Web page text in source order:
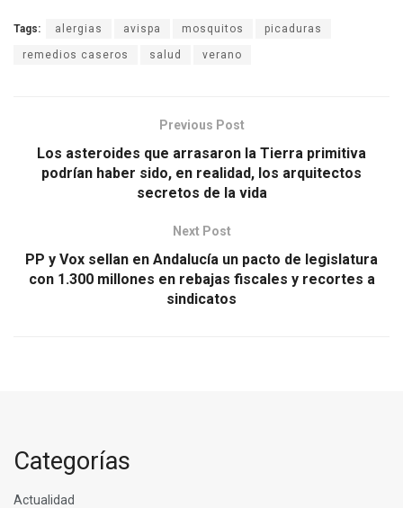
Tags: alergias avispa mosquitos picaduras
remedios caseros salud verano
Previous Post
Los asteroides que arrasaron la Tierra primitiva
podrían haber sido, en realidad, los arquitectos
secretos de la vida
Next Post
PP y Vox sellan en Andalucía un pacto de legislatura
con 1.300 millones en rebajas fiscales y recortes a
sindicatos
Categorías
Actualidad